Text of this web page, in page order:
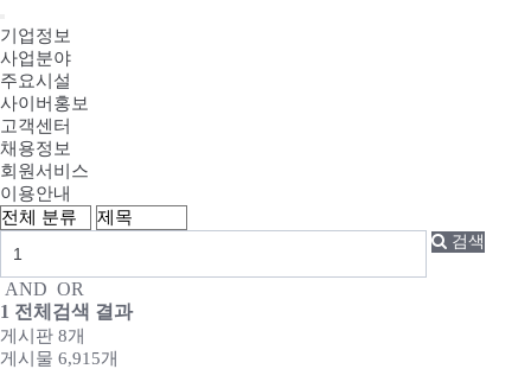
기업정보
사업분야
주요시설
사이버홍보
고객센터
채용정보
회원서비스
이용안내
검색
AND OR
1 전체검색 결과
게시판 8개
게시물 6,915개